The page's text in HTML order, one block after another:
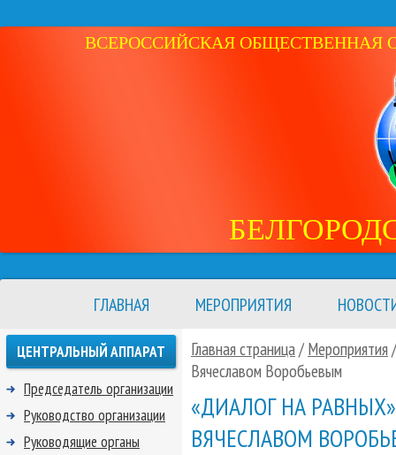
ВСЕРОССИЙСКАЯ ОБЩЕСТВЕННАЯ
ГЛАВНАЯ МЕРОПРИЯТИЯ
Главная страница/ Мероприятия
Вячеславом Воробьевым
«ДИАЛОГ НА
ВЯЧЕСЛАВОМ
ЦЕНТРАЛЬНЫЙ АППАРАТ
Председатель организации
Руководство организации
Руководящие органы